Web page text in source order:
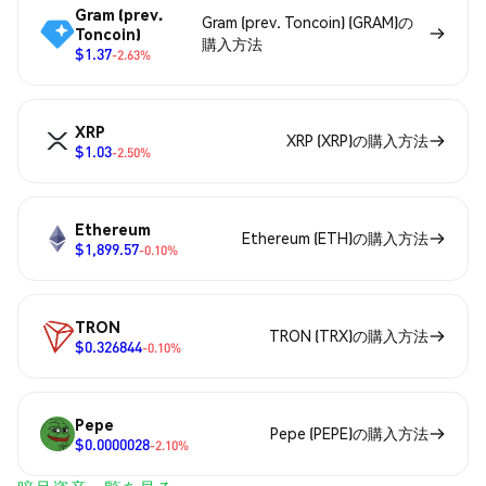
Gram (prev.
Toncoin)
$1.37-2.63%
Gram (prev. Toncoin) (GRAM)の
購入方法
XRP
$1.03-2.50%
XRP (XRP)の購入方法
Ethereum
$1,899.57-0.10%
Ethereum (ETH)の購入方法
TRON
$0.326844-0.10%
TRON (TRX)の購入方法
Pepe
$0.0000028-2.10%
Pepe (PEPE)の購入方法